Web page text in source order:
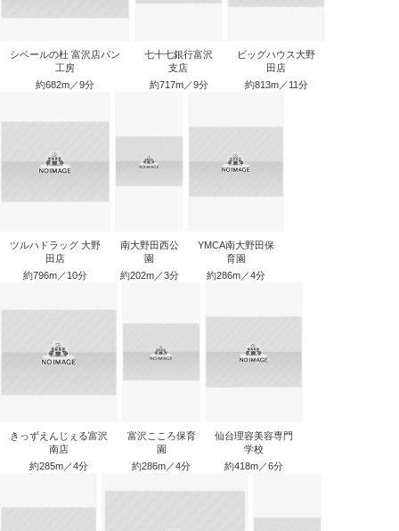
シベールの杜 富沢店パン
工房
約682m／9分
七十七銀行富沢
支店
約717m／9分
ビッグハウス大野
田店
約813m／11分
ツルハドラッグ 大野
田店
約796m／10分
南大野田西公
園
約202m／3分
YMCA南大野田保
育園
約286m／4分
きっずえんじぇる富沢
南店
約285m／4分
富沢こころ保育
園
約286m／4分
仙台理容美容専門
学校
約418m／6分